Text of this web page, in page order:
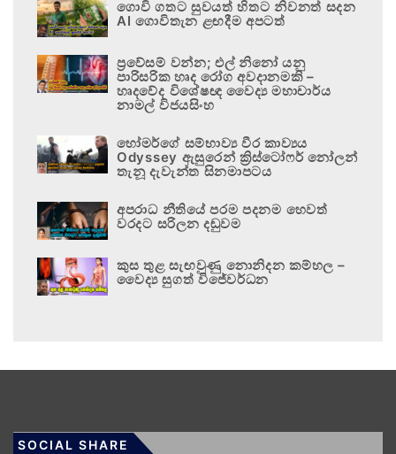
ගොවි ගතට සුවයත් හිතට නිවනත් සදන
AI ගොවිතැන ළඟදීම අපටත්
ප්‍රවේසම් වන්න; එල් නිනෝ යනු
පාරිසරික හෘද රෝග අවදානමකි –
හෘදවේද විශේෂඥ වෛද්‍ය මහාචාර්ය
නාමල් විජයසිංහ
හෝමර්ගේ සම්භාව්‍ය වීර කාව්‍යය
Odyssey ඇසුරෙන් ක්‍රිස්ටෝෆර් නෝලන්
තැනූ දැවැන්ත සිනමාපටය
අපරාධ නීතියේ පරම පදනම හෙවත්
වරදට සරිලන දඬුවම
කුස තුළ සැඟවුණු නොනිදන කම්හල –
වෛද්‍ය සුගත් විජේවර්ධන
SOCIAL SHARE